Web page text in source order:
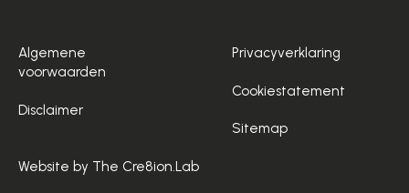
Algemene
voorwaarden
Disclaimer
Privacyverklaring
Cookiestatement
Sitemap
Website by The Cre8ion.Lab